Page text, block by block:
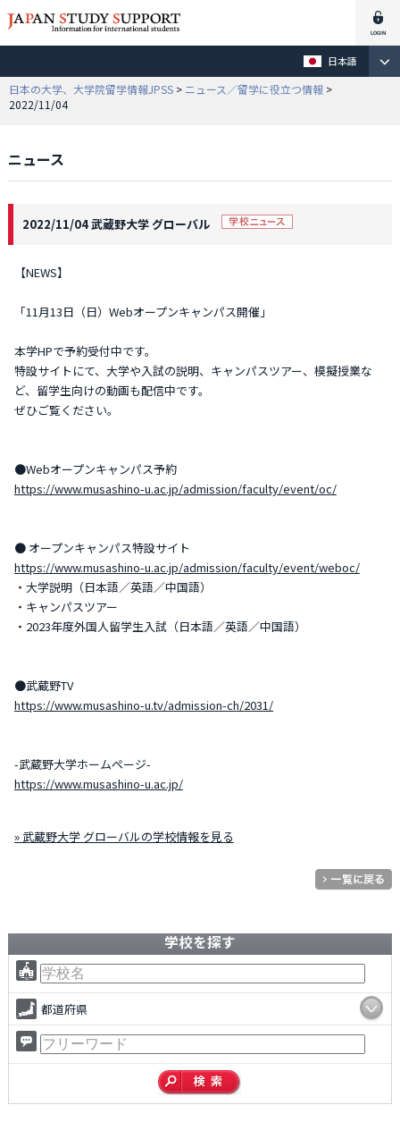
日本語
日本の大学、大学院留学情報JPSS > ニュース／留学に役立つ情報 >
2022/11/04
ニュース
2022/11/04 武蔵野大学 グローバル
【NEWS】
「11月13日（日）Webオープンキャンパス開催」
本学HPで予約受付中です。
特設サイトにて、大学や入試の説明、キャンパスツアー、模擬授業な
ど、留学生向けの動画も配信中です。
ぜひご覧ください。
●Webオープンキャンパス予約
https://www.musashino-u.ac.jp/admission/faculty/event/oc/
● オープンキャンパス特設サイト
https://www.musashino-u.ac.jp/admission/faculty/event/weboc/
・大学説明（日本語／英語／中国語）
・キャンパスツアー
・2023年度外国人留学生入試（日本語／英語／中国語）
●武蔵野TV
https://www.musashino-u.tv/admission-ch/2031/
-武蔵野大学ホームページ-
https://www.musashino-u.ac.jp/
» 武蔵野大学 グローバルの学校情報を見る
学校を探す
都道府県